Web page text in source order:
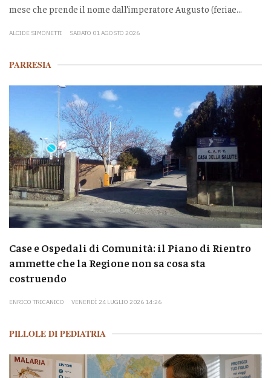
mese che prende il nome dall’imperatore Augusto (feriae...
ALCIDE SIMONETTI SABATO 01 AGOSTO 2026
PARRESIA
Case e Ospedali di Comunità: il Piano di Rientro
ammette che la Regione non sa cosa sta
costruendo
ENRICO TRICANICO VENERDÌ 24 LUGLIO 2026 14:26
PILLOLE DI PEDIATRIA